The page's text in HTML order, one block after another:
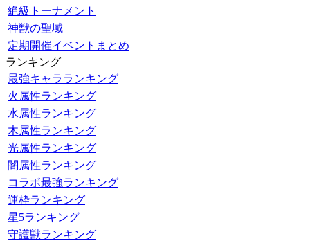
絶級トーナメント
神獣の聖域
定期開催イベントまとめ
ランキング
最強キャラランキング
火属性ランキング
水属性ランキング
木属性ランキング
光属性ランキング
闇属性ランキング
コラボ最強ランキング
運枠ランキング
星5ランキング
守護獣ランキング